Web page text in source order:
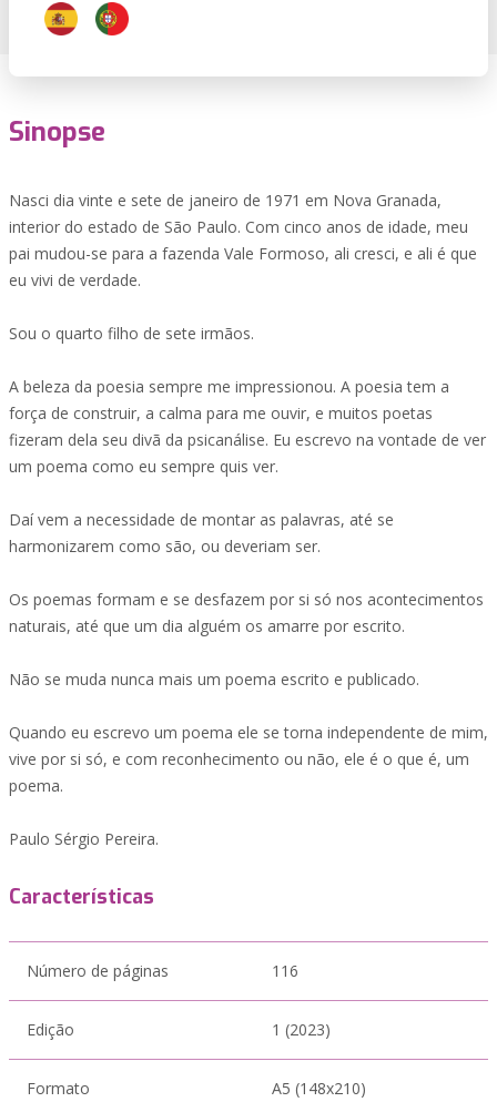
Sinopse
Nasci dia vinte e sete de janeiro de 1971 em Nova Granada,
interior do estado de São Paulo. Com cinco anos de idade, meu
pai mudou-se para a fazenda Vale Formoso, ali cresci, e ali é que
eu vivi de verdade.
Sou o quarto filho de sete irmãos.
A beleza da poesia sempre me impressionou. A poesia tem a
força de construir, a calma para me ouvir, e muitos poetas
fizeram dela seu divã da psicanálise. Eu escrevo na vontade de ver
um poema como eu sempre quis ver.
Daí vem a necessidade de montar as palavras, até se
harmonizarem como são, ou deveriam ser.
Os poemas formam e se desfazem por si só nos acontecimentos
naturais, até que um dia alguém os amarre por escrito.
Não se muda nunca mais um poema escrito e publicado.
Quando eu escrevo um poema ele se torna independente de mim,
vive por si só, e com reconhecimento ou não, ele é o que é, um
poema.
Paulo Sérgio Pereira.
Características
Número de páginas 116
Edição 1 (2023)
Formato A5 (148x210)